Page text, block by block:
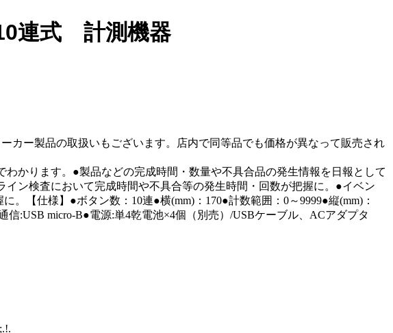
連式 計測機器
カー製品の取扱いもございます。店内で同等品でも価格が異なって販売され
かります。●製品などの完成時間・数量や不具合品の発生情報を日報として
ン検査において完成時間や不具合等の発生時間・回数が把握に。●イベン
【仕様】●ボタン数：10連●横(mm)：170●計数範囲：0～9999●縦(mm)：
:USB micro-B●電源:単4乾電池×4個（別売）/USBケーブル、ACアダプタ